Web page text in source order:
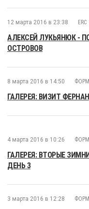
12 марта 2016 в 23:38 ERC
АЛЕКСЕЙ ЛУКЬЯНЮК -
ОСТРОВОВ
8 марта 2016 в 14:50
ГАЛЕРЕЯ: ВИЗИТ
4 марта 2016 в 10:26
ГАЛЕРЕЯ: ВТОРЫЕ
ДЕНЬ 3
3 марта 2016 в 12:28